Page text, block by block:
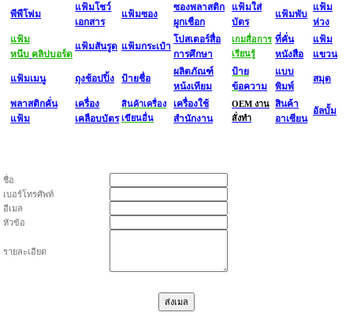
พีพีโฟม
แฟ้มโชว์
เอกสาร
แฟ้มซอง
ซองพลาสติก
ผูกเชือก
แฟ้มใส่
บัตร
แฟ้มพับ
แฟ้ม
ห่วง
แฟ้ม
หนีบ คลิปบอร์ด
แฟ้มสันรูด แฟ้มกระเป๋า
โปสเตอร์สื่อ
การศึกษา
เกมสื่อการ
เรียนรู้
ที่คั่น
หนังสือ
แฟ้ม
แขวน
แฟ้มเมนู ถุงช้อปปิ้ง ป้ายชื่อ
ผลิตภัณฑ์
หน้งเทียม
ป้าย
ข้อความ
แบบ
พิมพ์
สมุด
พลาสติกคั่น
แฟ้ม
เครื่อง
เคลือบบัตร
สินค้าเครื่อง
เขียนอื่น
เครื่องใช้
สำนักงาน
OEM งาน
สั่งทำ
สินค้า
อาเซียน
อัลบั้ม
ชื่อ
เบอร์โทรศัพท์
อีเมล
หัวข้อ
รายละเอียด